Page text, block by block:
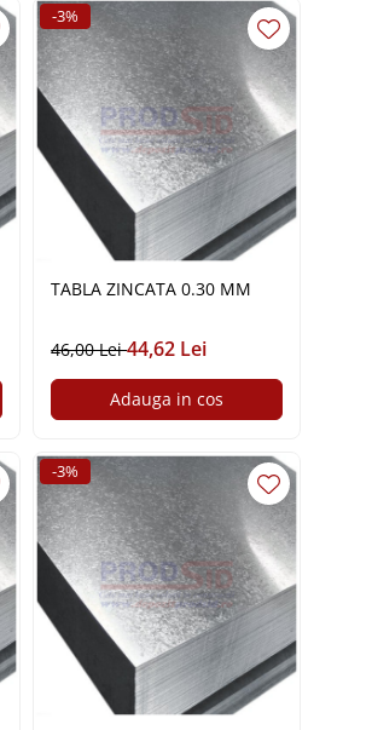
-3%
TABLA ZINCATA 0.30 MM
46,00 Lei44,62 Lei
Adauga in cos
-3%